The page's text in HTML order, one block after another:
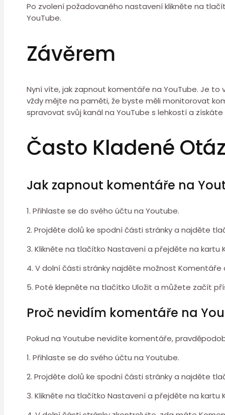
Po zvolení požadovaného nastavení klikněte na
YouTube.
Závěrem
Nyní víte, jak zapnout komentáře na YouTube. Je
vždy mějte na paměti, že byste měli monitorovat
spravovat svůj kanál na YouTube s lehkostí a
Často Kladené
Jak zapnout komentáře na
1. Přihlaste se do svého účtu na Youtube.
2. Projděte dolů ke spodní části stránky a najděte
3. Klikněte na tlačítko Nastavení a přejděte na kartu
4. V dolní části stránky najděte možnost
5. Poté klepněte na tlačítko Uložit a můžete začít
Proč nevidím komentáře na
Pokud na Youtube nevidíte komentáře,
1. Přihlaste se do svého účtu na Youtube.
2. Projděte dolů ke spodní části stránky a najděte
3. Klikněte na tlačítko Nastavení a přejděte na kartu